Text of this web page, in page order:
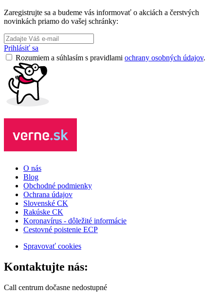
Zaregistrujte sa a budeme vás informovať o akciách a čerstvých
novinkách priamo do vašej schránky:
Prihlásiť sa
Rozumiem a súhlasím s pravidlami ochrany osobných údajov.
O nás
Blog
Obchodné podmienky
Ochrana údajov
Slovenské CK
Rakúske CK
Koronavírus - dôležité informácie
Cestovné poistenie ECP
Spravovať cookies
Kontaktujte nás:
Call centrum dočasne nedostupné